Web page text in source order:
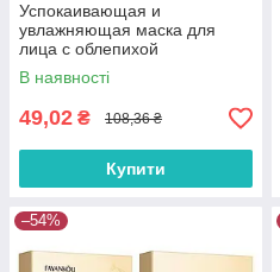
Успокаивающая и
увлажняющая маска для
лица с облепихой
FaYanKou,30 мл × 10 шт.
В наявності
49,02 ₴ 108,36 ₴
Купити
–54%